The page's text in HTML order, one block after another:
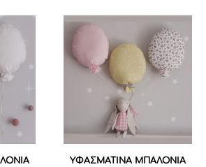
ΥΦΑΣΜΑΤΙΝΑ ΜΠΑΛΟΝΙΑ